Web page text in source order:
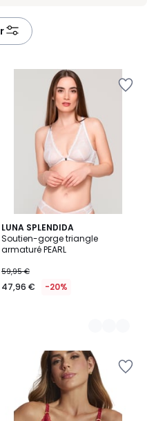
LUNA SPLENDIDA
Soutien-gorge triangle
armaturé PEARL
59,95 €
47,96 € -20%
2
Couleurs